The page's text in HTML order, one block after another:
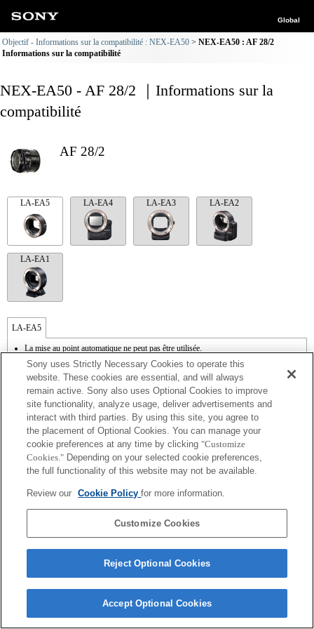
Global
Objectif - Informations sur la compatibilité : NEX-EA50
NEX-EA50 : AF 28/2
Informations sur la compatibilité
NEX-EA50 - AF 28/2 ｜Informations sur la
compatibilité
AF 28/2
LA-EA5 LA-EA4 LA-EA3 LA-EA2
LA-EA1
LA-EA5
La mise au point automatique ne peut pas être utilisée.
Disponible avec une bague d'adaptation d'objectif.
Le mode SteadyShot n'est pas pris en charge.
Les bruits émis par l'objectif, notamment lorsqu'il effectue un zoom ou une mise au
point, sont susceptibles d'être enregistrés lors d'un enregistrement vidéo.
Modifier le diaphragme pendant l'enregistrement peut générer du bruit ou rendre
l'écran plus lumineux pendant l'utilisation.
Contact Us
Copyright 2026 Sony Corporation
Sony uses Strictly Necessary Cookies to operate this
website. These cookies are essential, and will always
remain active. Sony also uses Optional Cookies to improve
site functionality, analyze usage, deliver advertisements and
interact with third parties. By using this site, you agree to
the placement of Optional Cookies. You can manage your
cookie preferences at any time by clicking "Customize
Cookies." Depending on your selected cookie preferences,
the full functionality of this website may not be available.
Review our Cookie Policyfor more information.
Customize Cookies
Reject Optional Cookies
Accept Optional Cookies